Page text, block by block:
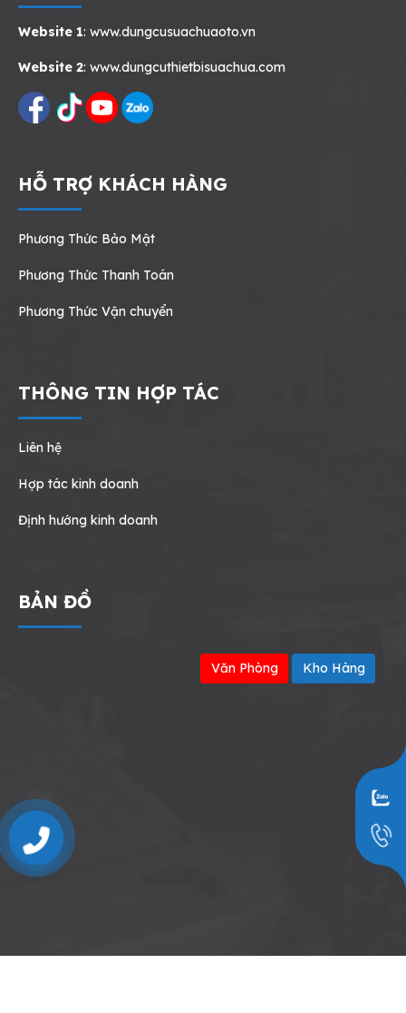
Website 1: www.dungcusuachuaoto.vn
Website 2: www.dungcuthietbisuachua.com
HỖ TRỢ KHÁCH HÀNG
Phương Thức Bảo Mật
Phương Thức Thanh Toán
Phương Thức Vận chuyển
THÔNG TIN HỢP TÁC
Liên hệ
Hợp tác kinh doanh
Định hướng kinh doanh
BẢN ĐỒ
Văn Phòng Kho Hàng
0909797251